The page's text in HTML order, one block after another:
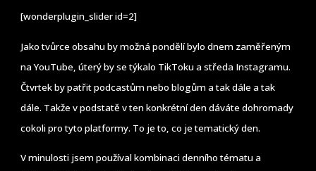
[wonderplugin_slider id=2]
Jako tvůrce obsahu by možná pondělí bylo dnem zaměřeným
na YouTube, úterý by se týkalo TikToku a středa Instagramu.
Čtvrtek by patřit podcastům nebo blogům a tak dále a tak
dále. Takže v podstatě v ten konkrétní den dáváte dohromady
cokoli pro tyto platformy. To je to, co je tematický den.
V minulosti jsem používal kombinaci denního tématu a